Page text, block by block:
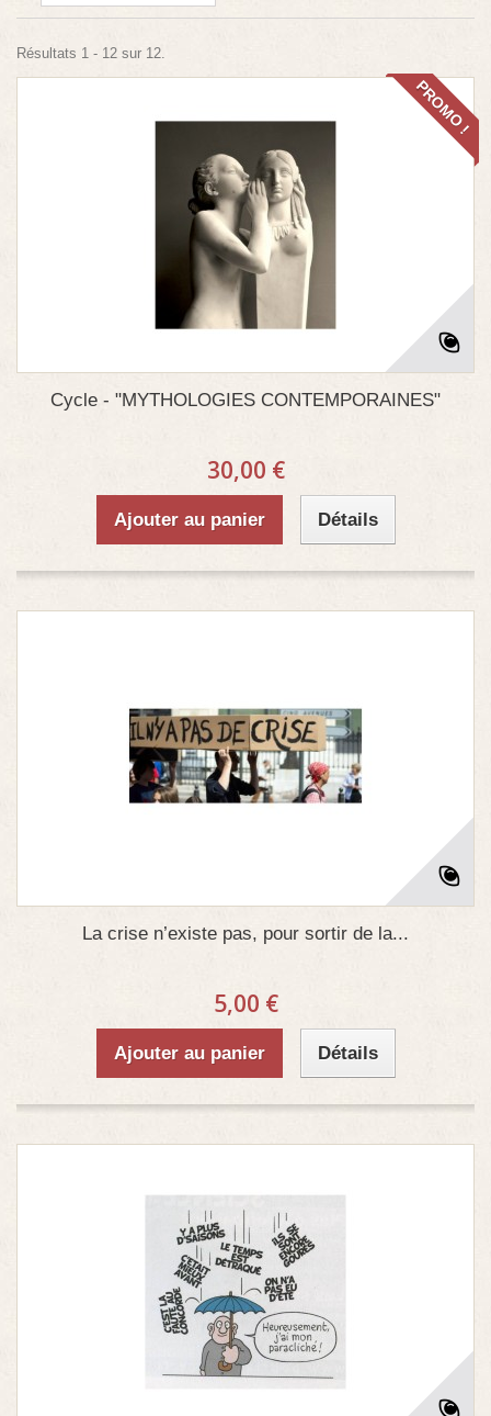
Résultats 1 - 12 sur 12.
PROMO !
Cycle - "MYTHOLOGIES CONTEMPORAINES"
30,00 €
Ajouter au panier Détails
La crise n’existe pas, pour sortir de la...
5,00 €
Ajouter au panier Détails